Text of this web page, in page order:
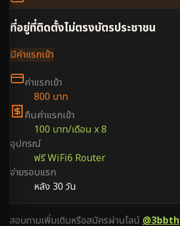
ที่อยู่ที่ติดตั้งไม่ตรงบัตรประชาชน
มีค่าแรกเข้า
ค่าแรกเข้า
800 บาท
คืนค่าแรกเข้า
100 บาท/เดือน x 8
อุปกรณ์
ฟรี WiFi6 Router
จ่ายรอบแรก
หลัง 30 วัน
สอบถามเพิ่มเติมหรือสมัครผ่านไลน์ @3bbth